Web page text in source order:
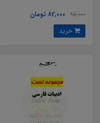
95,000 82,000 تومان